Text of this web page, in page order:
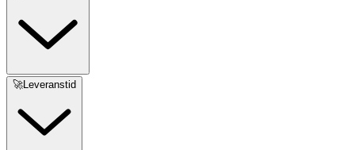
🚀Leveranstid